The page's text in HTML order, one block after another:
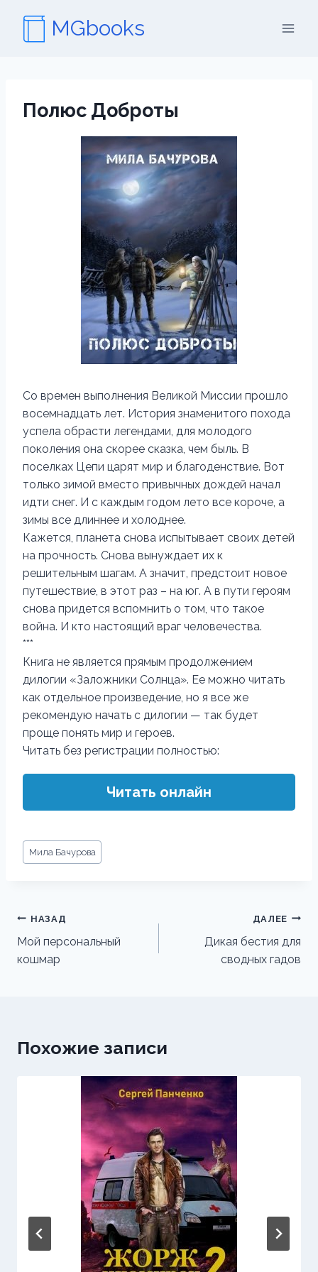
содержимому
MGbooks
Полюс Доброты
Со времен выполнения Великой Миссии прошло
восемнадцать лет. История знаменитого похода
успела обрасти легендами, для молодого
поколения она скорее сказка, чем быль. В
поселках Цепи царят мир и благоденствие. Вот
только зимой вместо привычных дождей начал
идти снег. И с каждым годом лето все короче, а
зимы все длиннее и холоднее.
Кажется, планета снова испытывает своих детей
на прочность. Снова вынуждает их к
решительным шагам. А значит, предстоит новое
путешествие, в этот раз – на юг. А в пути героям
снова придется вспомнить о том, что такое
война. И кто настоящий враг человечества.
***
Книга не является прямым продолжением
дилогии «Заложники Солнца». Ее можно читать
как отдельное произведение, но я все же
рекомендую начать с дилогии — так будет
проще понять мир и героев.
Читать без регистрации полностью:
Читать онлайн
Метки
записи:
Мила Бачурова
Навигация
по
записям
НАЗАД
Мой персональный
кошмар
ДАЛЕЕ
Дикая бестия для
сводных гадов
Похожие записи